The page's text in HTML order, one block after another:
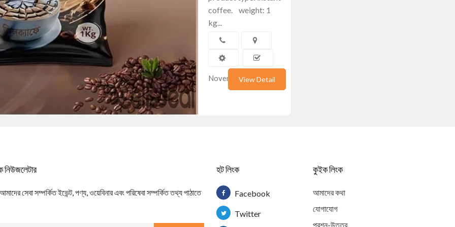
coffee. weight: 1
kg...
November 30, 2021
View Detail
নিউজলেটার
সেবা সম্পর্কিত ইভেন্ট, পণ্য, ওয়েবিনার এবং পরিষেবা সম্পর্কিত তথ্য পাঠাতে
হট লিংক
Facebook
Twitter
কুইক লিংক
আমাদের কথা
যোগাযোগ
প্রশ্ন-উত্তর